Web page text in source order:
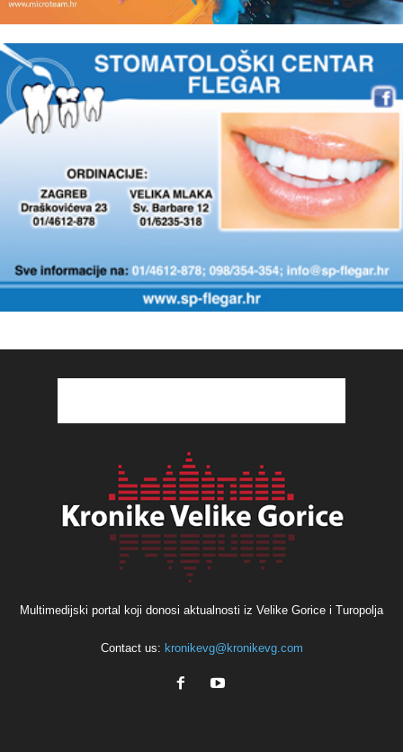
Multimedijski portal koji donosi aktualnosti iz Velike Gorice i Turopolja
Contact us: kronikevg@kronikevg.com